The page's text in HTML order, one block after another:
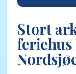
Stort
feriehus